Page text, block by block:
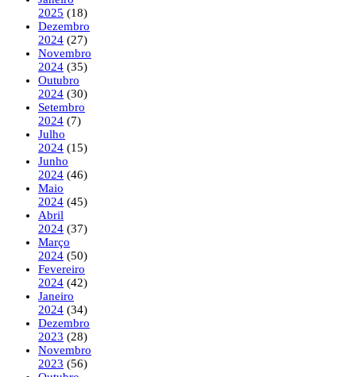
2025 (18)
Dezembro
2024 (27)
Novembro
2024 (35)
Outubro
2024 (30)
Setembro
2024 (7)
Julho
2024 (15)
Junho
2024 (46)
Maio
2024 (45)
Abril
2024 (37)
Março
2024 (50)
Fevereiro
2024 (42)
Janeiro
2024 (34)
Dezembro
2023 (28)
Novembro
2023 (56)